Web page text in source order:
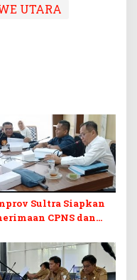
UTARA
Sultra Siapkan
CPNS dan
Formasi Disabilitas